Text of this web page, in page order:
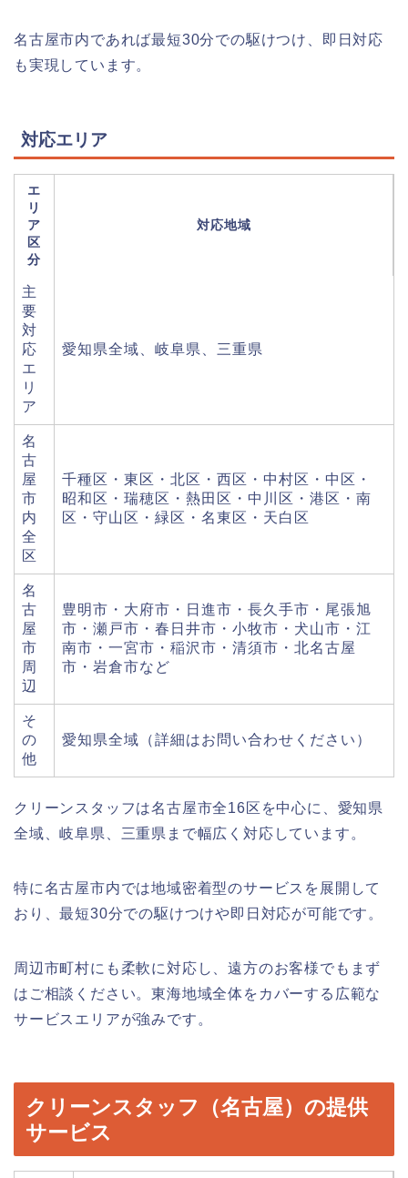
名古屋市内であれば最短30分での駆けつけ、即日対応
も実現しています。
対応エリア
エ
リ
ア
区
分
対応地域
主
要
対
応
エ
リ
ア
愛知県全域、岐阜県、三重県
名
古
屋
市
内
全
区
千種区・東区・北区・西区・中村区・中区・
昭和区・瑞穂区・熱田区・中川区・港区・南
区・守山区・緑区・名東区・天白区
名
古
屋
市
周
辺
豊明市・大府市・日進市・長久手市・尾張旭
市・瀬戸市・春日井市・小牧市・犬山市・江
南市・一宮市・稲沢市・清須市・北名古屋
市・岩倉市など
そ
の
他
愛知県全域（詳細はお問い合わせください）
クリーンスタッフは名古屋市全16区を中心に、愛知県
全域、岐阜県、三重県まで幅広く対応しています。
特に名古屋市内では地域密着型のサービスを展開して
おり、最短30分での駆けつけや即日対応が可能です。
周辺市町村にも柔軟に対応し、遠方のお客様でもまず
はご相談ください。東海地域全体をカバーする広範な
サービスエリアが強みです。
クリーンスタッフ（名古屋）の提供
サービス